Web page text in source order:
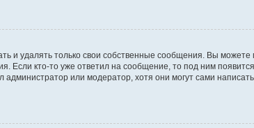
удалять только свои собственные сообщения. Вы можете
Если кто-то уже ответил на сообщение, то под ним
или модератор, хотя они могут сами